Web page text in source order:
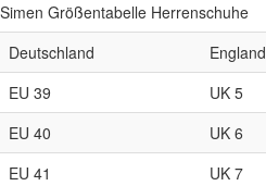
Simen Größentabelle Herrenschuhe
Deutschland
England
EU 39
UK 5
EU 40
UK 6
EU 41
UK 7